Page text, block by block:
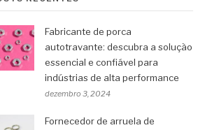
Fabricante de porca
autotravante: descubra a solução
essencial e confiável para
indústrias de alta performance
dezembro 3, 2024
Fornecedor de arruela de